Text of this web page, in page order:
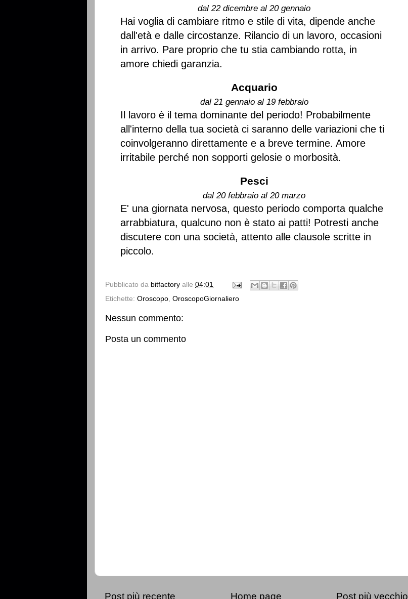
dal 22 dicembre al 20 gennaio
Hai voglia di cambiare ritmo e stile di vita, dipende anche
dall'età e dalle circostanze. Rilancio di un lavoro, occasioni
in arrivo. Pare proprio che tu stia cambiando rotta, in
amore chiedi garanzia.
Acquario
dal 21 gennaio al 19 febbraio
Il lavoro è il tema dominante del periodo! Probabilmente
all'interno della tua società ci saranno delle variazioni che ti
coinvolgeranno direttamente e a breve termine. Amore
irritabile perché non sopporti gelosie o morbosità.
Pesci
dal 20 febbraio al 20 marzo
E' una giornata nervosa, questo periodo comporta qualche
arrabbiatura, qualcuno non è stato ai patti! Potresti anche
discutere con una società, attento alle clausole scritte in
piccolo.
Pubblicato da bitfactory alle 04:01
Etichette: Oroscopo OroscopoGiornaliero
Nessun commento:
Posta un commento
Post più recente Post più vecchio
Home page